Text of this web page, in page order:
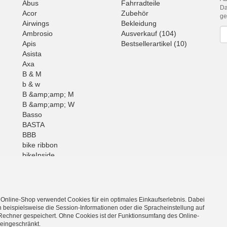
Abus
Acor
Airwings
Ambrosio
Apis
Asista
Axa
B & M
b & w
B &amp;amp; M
B &amp;amp; W
Basso
BASTA
BBB
bike ribbon
bikeInside
Mehr
Fahrradteile
Zubehör
Bekleidung
Ausverkauf (104)
Bestsellerartikel (10)
Shop verwendet Cookies für ein optimales Einkaufserlebnis. Dabei
beispielsweise die Session-Informationen oder die Spracheinstellung auf
gespeichert. Ohne Cookies ist der Funktionsumfang des Online-